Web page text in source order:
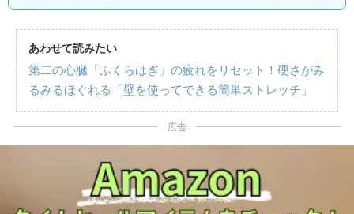
あわせて読みたい
第二の心臓「ふくらはぎ」の疲れをリセット！硬さがみ
るみるほぐれる「壁を使ってできる簡単ストレッチ」
広告